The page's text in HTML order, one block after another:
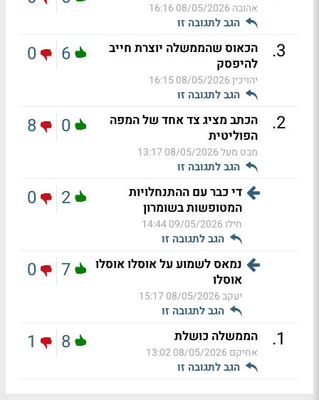
אהובה 08/05/2026 16:16
הגב לתגובה זו
3
.
הכאוס שהממשלה יוצרת חייב
להיפסק
יהויכין08/05/2026 16:15
הגב לתגובה זו
6
0
2
.
הכתב מציג צד אחד של המפה
הפוליטית
מבט מעל08/05/2026 13:17
הגב לתגובה זו
0
8
די כבר עם ההתנחלויות
המטופשות בשומרון
חילו09/05/2026 14:44
הגב לתגובה זו
2
0
נמאס לשמוע על אוסלו אוסלו
אוסלו
יעקב08/05/2026 15:17
הגב לתגובה זו
7
0
1
. הממשלה כושלת
אחיקם 08/05/2026 13:02
הגב לתגובה זו
8
1